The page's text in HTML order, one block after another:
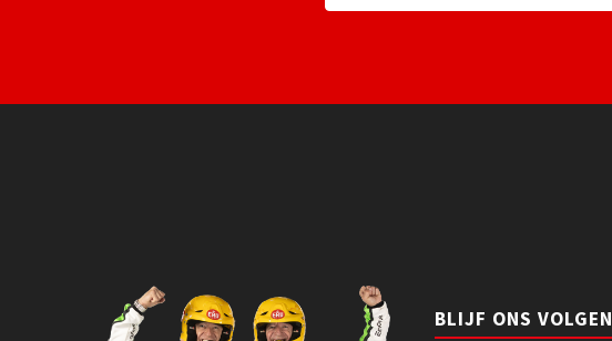
BLIJF ONS VOLGEN